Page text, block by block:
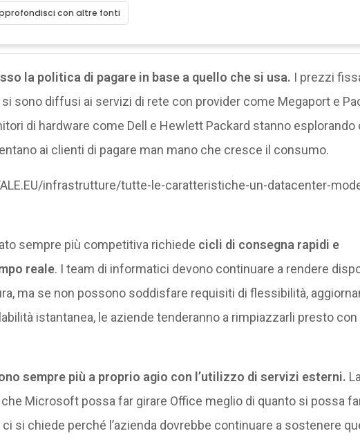
con altre fonti
la politica di pagare in base a quello che si usa. I prezzi
sono diffusi ai servizi di rete con provider come Megaport e
di hardware come Dell e Hewlett Packard stanno esplorando
ai clienti di pagare man mano che cresce il consumo.
infrastrutture/tutte-le-caratteristiche-un-datacenter-
sempre più competitiva richiede cicli di consegna rapidi e
reale. I team di informatici devono continuare a rendere
ma se non possono soddisfare requisiti di flessibilità,
istantanea, le aziende tenderanno a rimpiazzarli presto
sempre più a proprio agio con l’utilizzo di servizi esterni. La
Microsoft possa far girare Office meglio di quanto si possa
si chiede perché l’azienda dovrebbe continuare a sostenere